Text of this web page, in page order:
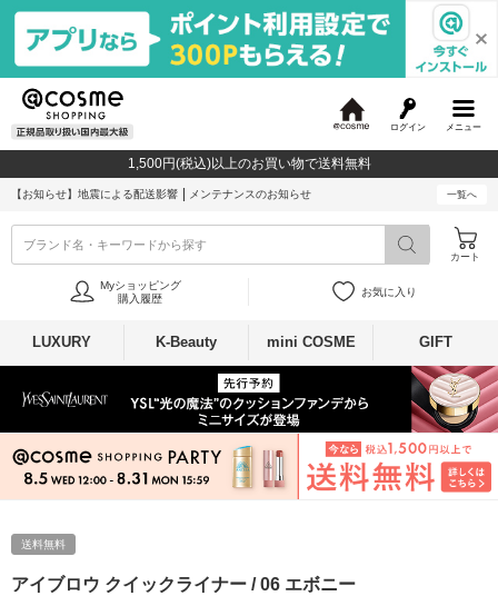
メニュー
ログイン
c
o
1,500円(税込)以上のお買い物で送料無料
【お知らせ】 地震による配送影響 メンテナンスのお知らせ 一覧へ
ブランド名・キーワードから探す
カート
Myショッピング
購入履歴
お気に入り
LUXURY K-Beauty mini COSME GIFT
送料無料
アイブロウ クイックライナー / 06 エボニー